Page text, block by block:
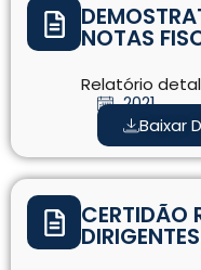
NOTAS
Relatório
2021
Baixar
CERTIDÃO